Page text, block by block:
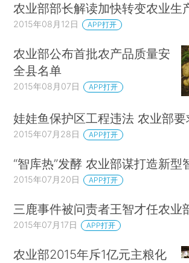
农业部部长解读加快转变农业生
2015年08月12日 APP打开
农业部公布首批农产品质量安
全县名单
2015年08月07日 APP打开
娃娃鱼保护区工程违法 农业部要
2015年07月28日 APP打开
“智库热”发酵 农业部谋打造新型
2015年07月20日 APP打开
三鹿事件被问责者王智才任农业
2015年07月17日 APP打开
农业部2015年斥1亿元主粮化